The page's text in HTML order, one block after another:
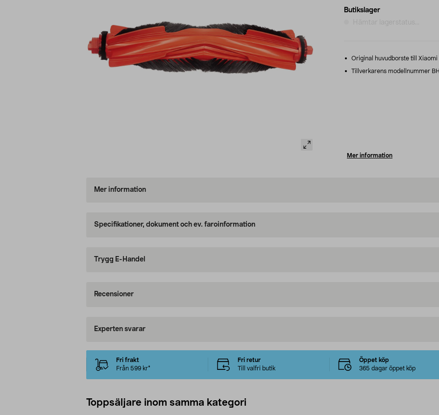
Butikslager
Hämtar lagerstatus...
Original huvudborste till
Tillverkarens modellnummer
Mer information
Mer information
Specifikationer, dokument och ev. faroinformation
Trygg E-Handel
Recensioner
Experten svarar
Fri frakt
Från 599 kr*
Fri retur
Till valfri butik
Öppet köp
365 dagar öppet köp
Toppsäljare inom samma kategori